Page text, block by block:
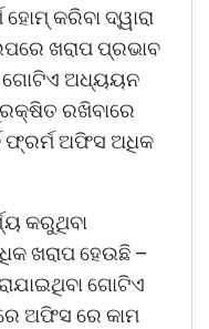
ହୋମ୍ କରିବା ଦ୍ୱାରା
ଖରାପ ପ୍ରଭାବ
ଗୋଟିଏ ଅଧ୍ୟୟନ
ରଖିବାରେ
ଫ୍ରର୍ମ ଅଫିସ ଅଧିକ
କରୁଥିବା
ଖରାପ ହେଉଛି –
ଗୋଟିଏ
ଅଫିସ ରେ କାମ